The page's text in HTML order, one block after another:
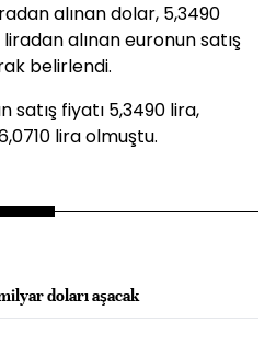
alınan dolar, 5,3490
alınan euronun satış
belirlendi.
satış fiyatı 5,3490 lira,
lira olmuştu.
doları aşacak